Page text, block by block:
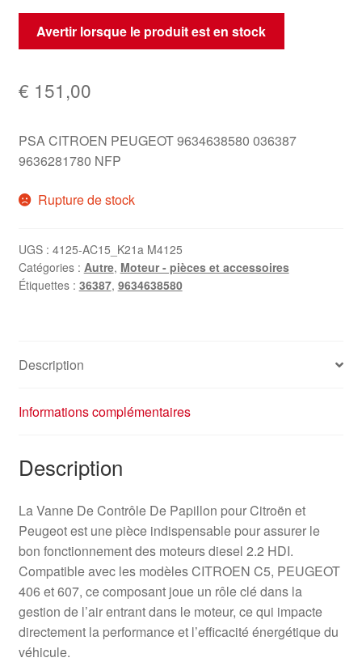
Avertir lorsque le produit est en stock
€ 151,00
PSA CITROEN PEUGEOT 9634638580 036387
9636281780 NFP
Rupture de stock
UGS : 4125-AC15_K21a M4125
Catégories : Autre, Moteur - pièces et accessoires
Étiquettes : 36387, 9634638580
Description
Informations complémentaires
Description
La Vanne De Contrôle De Papillon pour Citroën et
Peugeot est une pièce indispensable pour assurer le
bon fonctionnement des moteurs diesel 2.2 HDI.
Compatible avec les modèles CITROEN C5, PEUGEOT
406 et 607, ce composant joue un rôle clé dans la
gestion de l’air entrant dans le moteur, ce qui impacte
directement la performance et l’efficacité énergétique du
véhicule.